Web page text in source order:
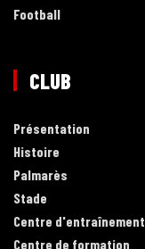
Football
CLUB
Présentation
Histoire
Palmarès
Stade
Centre d'entraînement
Centre de formation